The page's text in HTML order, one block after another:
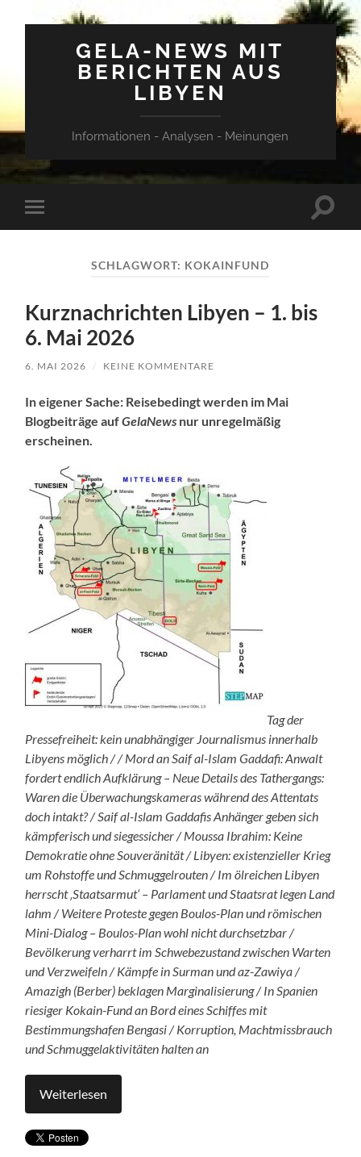
GELA-NEWS MIT
BERICHTEN AUS
LIBYEN
Informationen - Analysen - Meinungen
Mobile-
Menü
SCHLAGWORT: KOKAINFUND
Kurznachrichten Libyen – 1. bis
6. Mai 2026
6. MAI 2026 / KEINE KOMMENTARE
In eigener Sache: Reisebedingt werden im Mai
Blogbeiträge aufGelaNews nur unregelmäßig
erscheinen.
Tag der
Pressefreiheit: kein unabhängiger Journalismus innerhalb
Libyens möglich / / Mord an Saif al-Islam Gaddafi: Anwalt
fordert endlich Aufklärung – Neue Details des Tathergangs:
Waren die Überwachungskameras während des Attentats
doch intakt? / Saif al-Islam Gaddafis Anhänger geben sich
kämpferisch und siegessicher / Moussa Ibrahim: Keine
Demokratie ohne Souveränität / Libyen: existenzieller Krieg
um Rohstoffe und Schmuggelrouten / Im ölreichen Libyen
herrscht ‚Staatsarmut‘ – Parlament und Staatsrat legen Land
lahm / Weitere Proteste gegen Boulos-Plan und römischen
Mini-Dialog – Boulos-Plan wohl nicht durchsetzbar /
Bevölkerung verharrt im Schwebezustand zwischen Warten
und Verzweifeln / Kämpfe in Surman und az-Zawiya /
Amazigh (Berber) beklagen Marginalisierung / In Spanien
riesiger Kokain-Fund an Bord eines Schiffes mit
Bestimmungshafen Bengasi / Korruption, Machtmissbrauch
und Schmuggelaktivitäten halten an
Weiterlesen